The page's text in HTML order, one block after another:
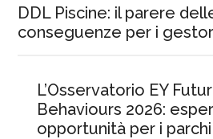
DDL Piscine: il parere
conseguenze per i
L’Osservatorio EY
Behaviours 2026:
opportunità per i